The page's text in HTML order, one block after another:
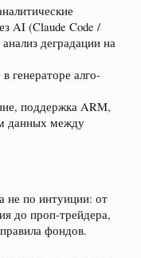
AI (Claude Code /
деградации на
генераторе алго-
поддержка ARM,
данных между
не по интуиции: от
до проп-трейдера,
фондов.